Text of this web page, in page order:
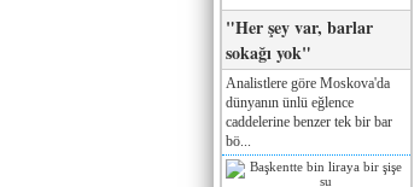
"Her şey var, barlar
sokağı yok"
Analistlere göre Moskova'da
dünyanın ünlü eğlence
caddelerine benzer tek bir bar
bö...